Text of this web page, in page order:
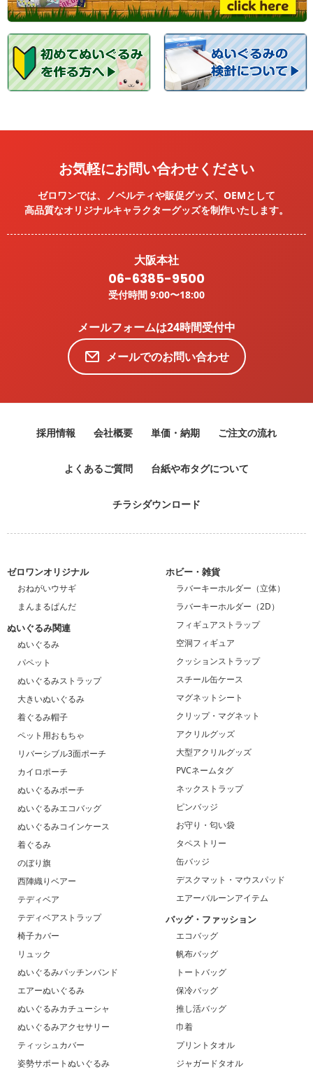
お気軽にお問い合わせください
ゼロワンでは、ノベルティや販促グッズ、OEMとして
高品質なオリジナルキャラクターグッズを制作いたします。
大阪本社
06-6385-9500
受付時間 9:00〜18:00
メールフォームは24時間受付中
メールでのお問い合わせ
採用情報 会社概要 単価・納期 ご注文の流れ
よくあるご質問 台紙や布タグについて
チラシダウンロード
ゼロワンオリジナル
おねがいウサギ
まんまるぱんだ
ぬいぐるみ関連
ぬいぐるみ
パペット
ぬいぐるみストラップ
大きいぬいぐるみ
着ぐるみ帽子
ペット用おもちゃ
リバーシブル3面ポーチ
カイロポーチ
ぬいぐるみポーチ
ぬいぐるみエコバッグ
ぬいぐるみコインケース
着ぐるみ
のぼり旗
西陣織りベアー
テディベア
テディベアストラップ
椅子カバー
リュック
ぬいぐるみパッチンバンド
エアーぬいぐるみ
ぬいぐるみカチューシャ
ぬいぐるみアクセサリー
ティッシュカバー
姿勢サポートぬいぐるみ
ホビー・雑貨
ラバーキーホルダー（立体）
ラバーキーホルダー（2D）
フィギュアストラップ
空洞フィギュア
クッションストラップ
スチール缶ケース
マグネットシート
クリップ・マグネット
アクリルグッズ
大型アクリルグッズ
PVCネームタグ
ネックストラップ
ピンバッジ
お守り・匂い袋
タペストリー
缶バッジ
デスクマット・マウスパッド
エアーバルーンアイテム
バッグ・ファッション
エコバッグ
帆布バッグ
トートバッグ
保冷バッグ
推し活バッグ
巾着
プリントタオル
ジャガードタオル